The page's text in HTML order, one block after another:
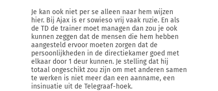
Je kan ook niet per se alleen naar hem wijzen
hier. Bij Ajax is er sowieso vrij vaak ruzie. En als
de TD de trainer moet managen dan zou je ook
kunnen zeggen dat de mensen die hem hebben
aangesteld ervoor moeten zorgen dat de
persoonlijkheden in de directiekamer goed met
elkaar door 1 deur kunnen. Je stelling dat hij
totaal ongeschikt zou zijn om met anderen samen
te werken is niet meer dan een aanname, een
insinuatie uit de Telegraaf-hoek.